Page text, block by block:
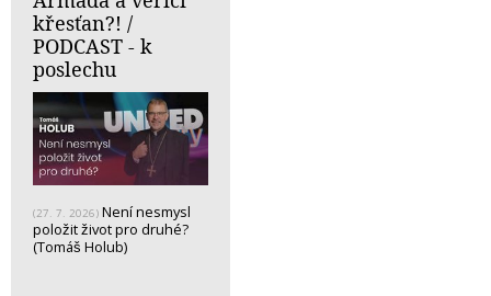
křesťan?! /
PODCAST - k
poslechu
(27. 7. 2026) Není nesmysl
položit život pro druhé?
(Tomáš Holub)